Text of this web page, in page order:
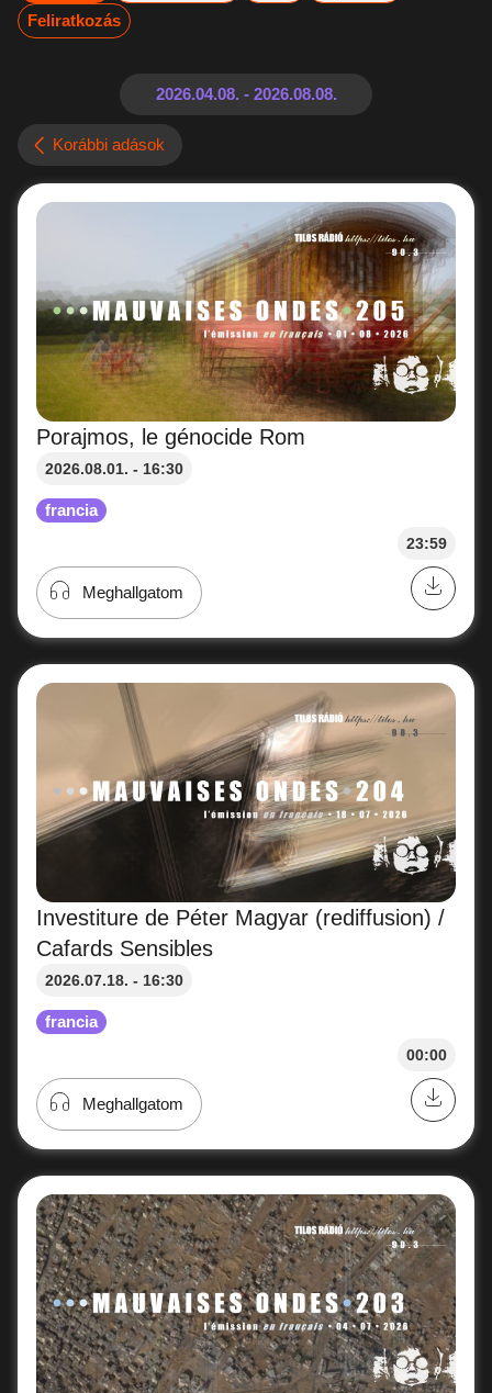
Feliratkozás
Korábbi adások
Porajmos, le génocide Rom
2026.08.01. - 16:30
francia
23:59
Meghallgatom
Investiture de Péter Magyar (rediffusion) /
Cafards Sensibles
2026.07.18. - 16:30
francia
00:00
Meghallgatom